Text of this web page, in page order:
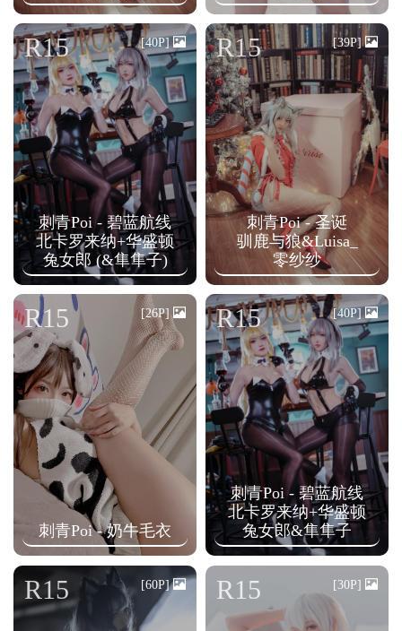
o
n
刺青Poi - 碧蓝航线
北卡罗来纳+华盛顿
兔女郎 (&隼隼子)
R15 [40P]
刺青Poi - 圣诞
驯鹿与狼&Luisa_
零纱纱
R15 [39P]
刺青Poi - 奶牛毛衣
R15 [26P]
刺青Poi - 碧蓝航线
北卡罗来纳+华盛顿
兔女郎&隼隼子
R15 [40P]
R15 [60P] R15 [30P]